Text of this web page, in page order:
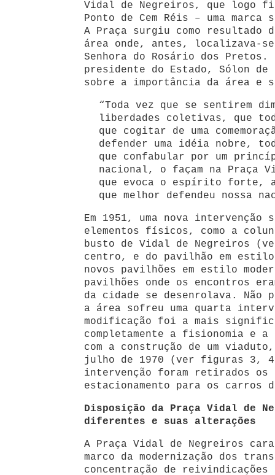
Vidal de Negreiros, que logo
Ponto de Cem Réis – uma
A Praça surgiu como resultado
área onde, antes, localizava-
Senhora do Rosário dos
presidente do Estado, Sólon de
sobre a importância da área e
“Toda vez que se sentirem
liberdades coletivas, que
que cogitar de uma
defender uma idéia nobre,
que confabular por um
nacional, o façam na Praça
que evoca o espírito forte,
que melhor defendeu nossa
Em 1951, uma nova
elementos físicos, como a
busto de Vidal de Negreiros
centro, e do pavilhão em
novos pavilhões em estilo
pavilhões onde os encontros
da cidade se desenrolava. Não
a área sofreu uma quarta
modificação foi a mais
completamente a fisionomia e
com a construção de um
julho de 1970 (ver figuras 3, 4
intervenção foram retirados os
estacionamento para os carros
Disposição da Praça Vidal de
diferentes e suas alterações
A Praça Vidal de Negreiros
marco da modernização dos
concentração de